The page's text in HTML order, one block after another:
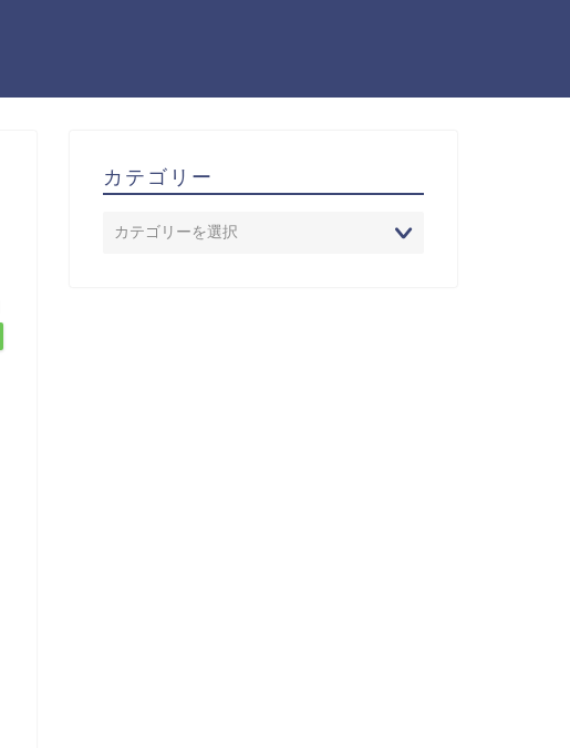
カテゴリー